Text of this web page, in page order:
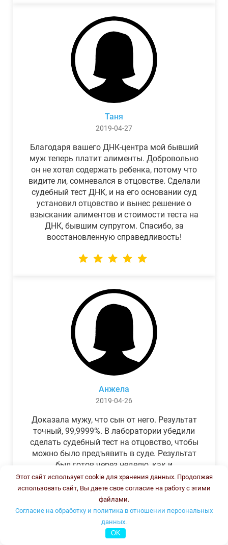
Таня
2019-04-27
Благодаря вашего ДНК-центра мой бывший
муж теперь платит алименты. Добровольно
он не хотел содержать ребенка, потому что
видите ли, сомневался в отцовстве. Сделали
судебный тест ДНК, и на его основании суд
установил отцовство и вынес решение о
взыскании алиментов и стоимости теста на
ДНК, бывшим супругом. Спасибо, за
восстановленную справедливость!
Анжела
2019-04-26
Доказала мужу, что сын от него. Результат
точный, 99,9999%. В лаборатории убедили
сделать судебный тест на отцовство, чтобы
можно было предъявить в суде. Результат
был готов через неделю, как и
обещали.Теперь муж бегает и извиняется.
Этот сайт использует cookie для хранения данных. Продолжая
использовать сайт, Вы даете свое согласие на работу с этими
файлами.
Согласие на обработку и политика в отношении персональных
данных.
OK